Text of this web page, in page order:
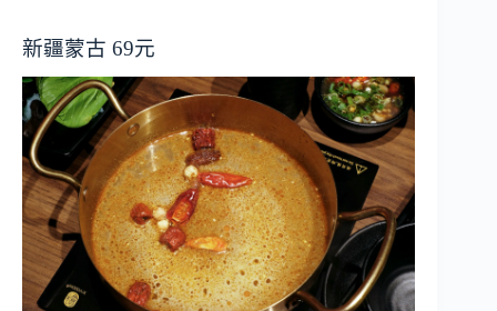
新疆蒙古 69元